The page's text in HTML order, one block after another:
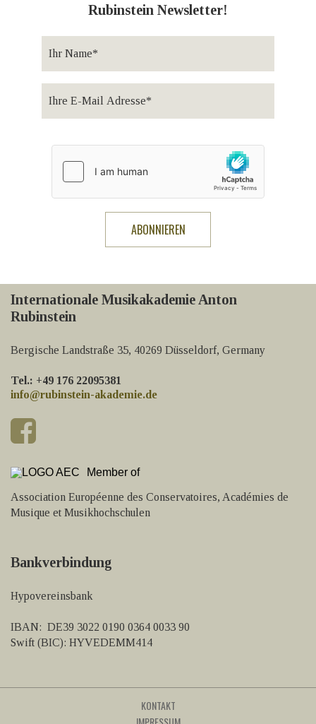
Rubinstein Newsletter!
Internationale Musikakademie Anton
Rubinstein
Bergische Landstraße 35, 40269 Düsseldorf, Germany
Tel.: +49 176 22095381
info@rubinstein-akademie.de
Member of
Association Européenne des Conservatoires, Académies de
Musique et Musikhochschulen
Bankverbindung
Hypovereinsbank
IBAN: DE39 3022 0190 0364 0033 90
Swift (BIC): HYVEDEMM414
KONTAKT